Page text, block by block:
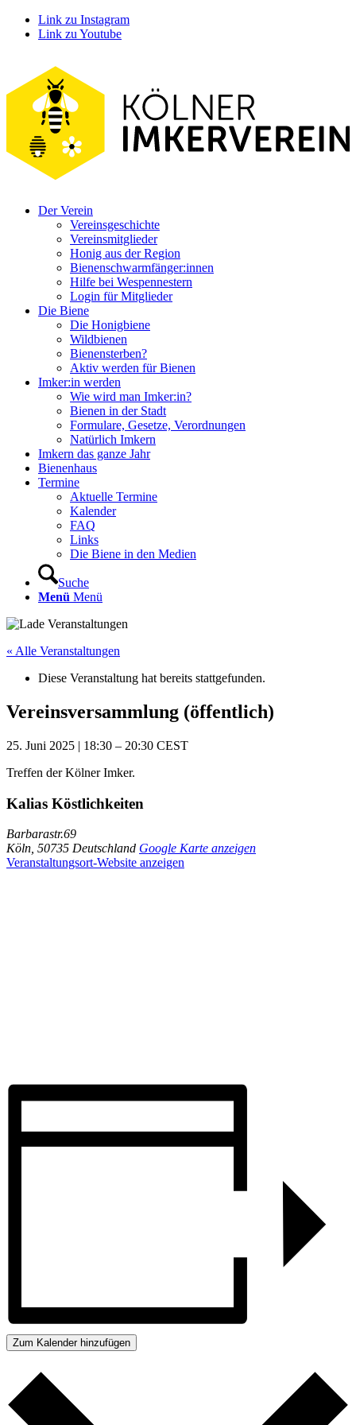
Link zu Instagram
Link zu Youtube
Der Verein
Vereinsgeschichte
Vereinsmitglieder
Honig aus der Region
Bienenschwarmfänger:innen
Hilfe bei Wespennestern
Login für Mitglieder
Die Biene
Die Honigbiene
Wildbienen
Bienensterben?
Aktiv werden für Bienen
Imker:in werden
Wie wird man Imker:in?
Bienen in der Stadt
Formulare, Gesetze, Verordnungen
Natürlich Imkern
Imkern das ganze Jahr
Bienenhaus
Termine
Aktuelle Termine
Kalender
FAQ
Links
Die Biene in den Medien
Suche
Menü Menü
« Alle Veranstaltungen
Diese Veranstaltung hat bereits stattgefunden.
Vereinsversammlung (öffentlich)
25. Juni 2025 | 18:30 – 20:30 CEST
Treffen der Kölner Imker.
Kalias Köstlichkeiten
Barbarastr.69
Köln 50735 Deutschland Google Karte anzeigen
Veranstaltungsort-Website anzeigen
Zum Kalender hinzufügen